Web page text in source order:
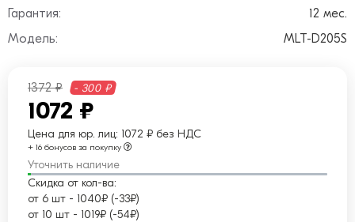
Гарантия:
12 мес.
Модель:
MLT-D205S
1372 ₽ - 300 ₽
1072 ₽
Цена для юр. лиц: 1072 ₽ без НДС
+ 16 бонусов за покупку
Уточнить наличие
Скидка от кол-ва:
от 6 шт - 1040₽ (-33₽)
от 10 шт - 1019₽ (-54₽)